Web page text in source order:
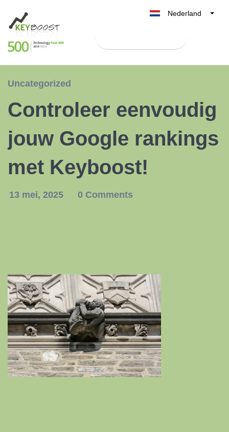
Nederland
België
España
Uncategorized
Controleer eenvoudig
jouw Google rankings
met Keyboost!
13 mei, 2025 0 Comments